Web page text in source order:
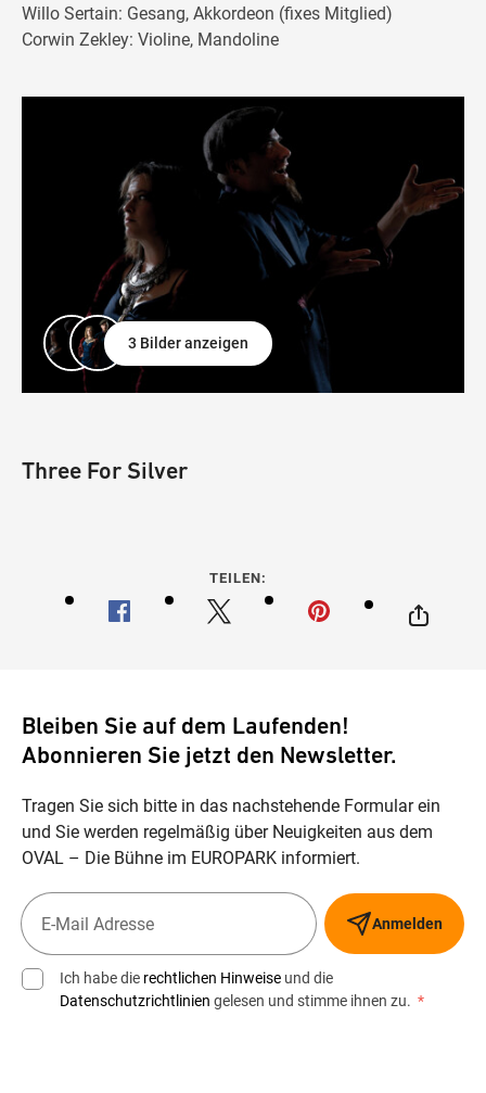
Willo Sertain: Gesang, Akkordeon (fixes Mitglied)
Corwin Zekley: Violine, Mandoline
3 Bilder anzeigen
Three For Silver
TEILEN:
Bleiben Sie auf dem Laufenden!
Abonnieren Sie jetzt den Newsletter.
Tragen Sie sich bitte in das nachstehende Formular ein
und Sie werden regelmäßig über Neuigkeiten aus dem
OVAL – Die Bühne im EUROPARK informiert.
Anmelden
Ich habe die rechtlichen Hinweise und die
Datenschutzrichtlinien gelesen und stimme ihnen zu. *